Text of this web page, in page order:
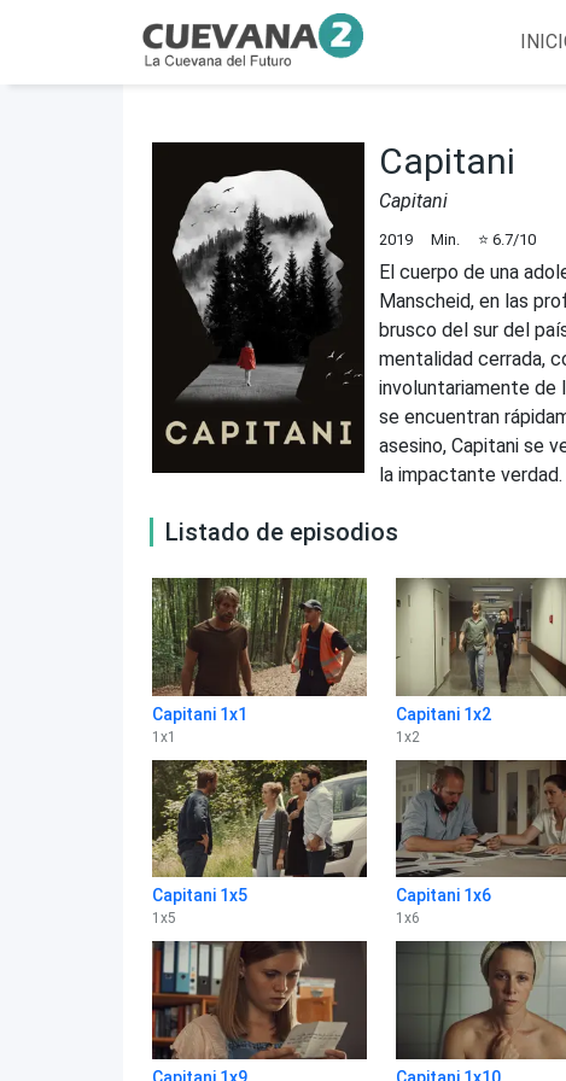
Capitani
Capitani
2019 Min. ⭐ 6.7/10
El cuerpo de una
Manscheid, en las
brusco del sur del
mentalidad cerrada,
involuntariamente de
se encuentran
asesino, Capitani se
la impactante verdad.
Listado de episodios
Capitani 1x1
1 x1
Capitani 1x2
1 x2
Capitani 1x5
1 x5
Capitani 1x6
1 x6